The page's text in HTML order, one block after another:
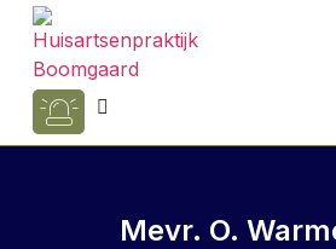
Mevr. O.